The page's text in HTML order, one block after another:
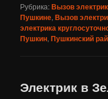
Рубрика:Вызов
Пушкине,Вызов
электрика
Пушкин,Пушкинский
Электрик в